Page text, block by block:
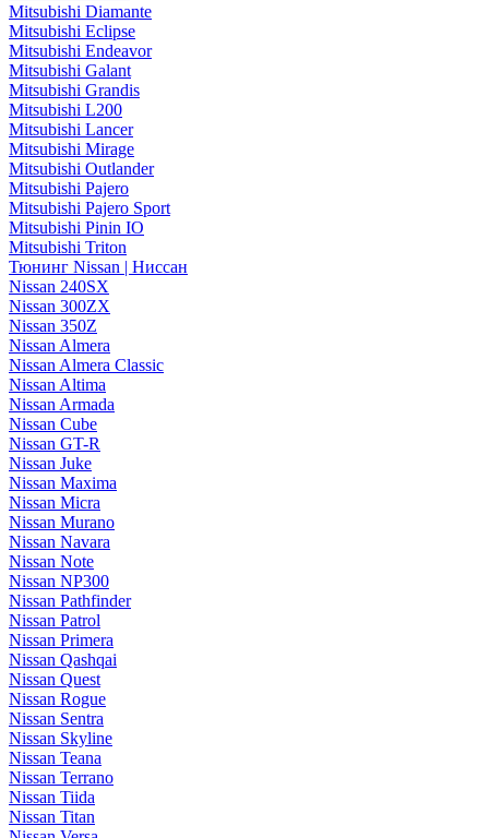
Mitsubishi Diamante
Mitsubishi Eclipse
Mitsubishi Endeavor
Mitsubishi Galant
Mitsubishi Grandis
Mitsubishi L200
Mitsubishi Lancer
Mitsubishi Mirage
Mitsubishi Outlander
Mitsubishi Pajero
Mitsubishi Pajero Sport
Mitsubishi Pinin IO
Mitsubishi Triton
Тюнинг Nissan | Ниссан
Nissan 240SX
Nissan 300ZX
Nissan 350Z
Nissan Almera
Nissan Almera Classic
Nissan Altima
Nissan Armada
Nissan Cube
Nissan GT-R
Nissan Juke
Nissan Maxima
Nissan Micra
Nissan Murano
Nissan Navara
Nissan Note
Nissan NP300
Nissan Pathfinder
Nissan Patrol
Nissan Primera
Nissan Qashqai
Nissan Quest
Nissan Rogue
Nissan Sentra
Nissan Skyline
Nissan Teana
Nissan Terrano
Nissan Tiida
Nissan Titan